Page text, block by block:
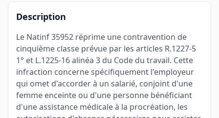
Description
Le Natinf 35952 réprime une contravention de
cinquième classe prévue par les articles R.1227-5
1° et L.1225-16 alinéa 3 du Code du travail. Cette
infraction concerne spécifiquement l'employeur
qui omet d'accorder à un salarié, conjoint d'une
femme enceinte ou d'une personne bénéficiant
d'une assistance médicale à la procréation, les